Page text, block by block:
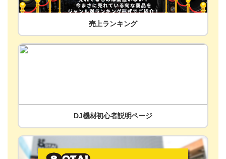
売上ランキング
DJ機材初心者説明ページ